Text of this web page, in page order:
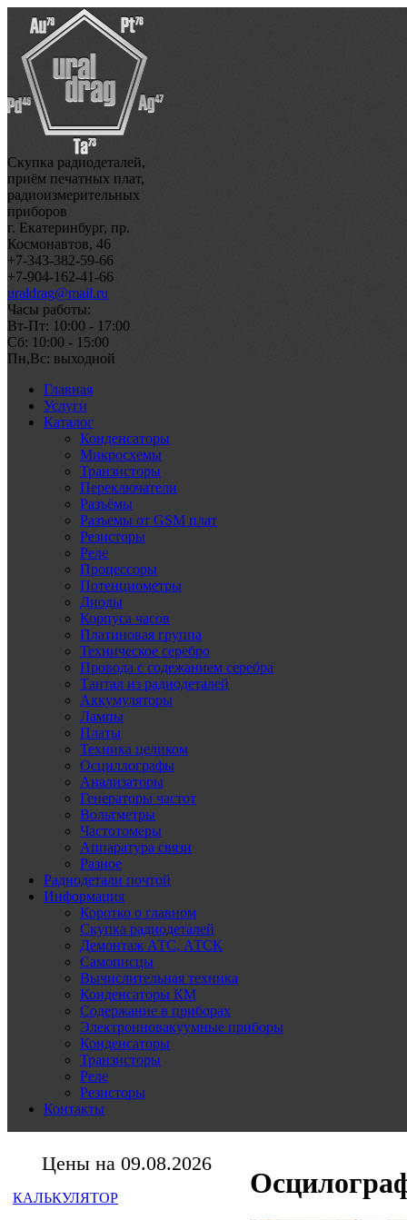
Скупка радиодеталей,
приём печатных плат,
радиоизмерительных
приборов
г. Екатеринбург, пр.
Космонавтов, 46
+7-343-382-59-66
+7-904-162-41-66
uraldrag@mail.ru
Часы работы:
Вт-Пт: 10:00 - 17:00
Сб: 10:00 - 15:00
Пн,Вс: выходной
Главная
Услуги
Каталог
Конденсаторы
Микросхемы
Транзисторы
Переключатели
Разъёмы
Разъемы от GSM плат
Резисторы
Реле
Процессоры
Потенциометры
Диоды
Корпуса часов
Платиновая группа
Техническое серебро
Провода с содежанием серебра
Тантал из радиодеталей
Аккумуляторы
Лампы
Платы
Техника целиком
Осциллографы
Анализаторы
Генераторы частот
Вольтметры
Частотомеры
Аппаратура связи
Разное
Радиодетали почтой
Информация
Коротко о главном
Скупка радиодеталей
Демонтаж АТС, АТСК
Самописцы
Вычислительная техника
Конденсаторы КМ
Содержание в приборах
Электронновакуумные приборы
Конденсаторы
Транзисторы
Реле
Резисторы
Контакты
Цены на 09.08.2026
КАЛЬКУЛЯТОР